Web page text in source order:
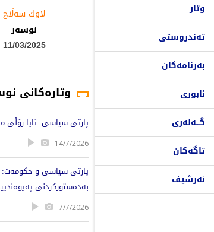
وتار
تەندروستی
بەرنامەکان
ئابوری
گـــەلەری
تاگەکان
ئەرشیف
لاوك سەڵاح
نوسەر
11/03/2025
وتارەکانی
پارتی سیاسی: ئایا رۆڵی
14/7/2026
پارتی سیاسی و حکومەت:
بەدەستورکردنی
7/7/2026